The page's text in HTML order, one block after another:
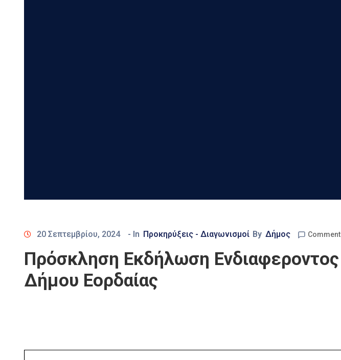
20 Σεπτεμβρίου, 2024 - In Προκηρύξεις - Διαγωνισμοί By Δήμος
Πρόσκληση Εκδήλωση
Δήμου Εορδαίας